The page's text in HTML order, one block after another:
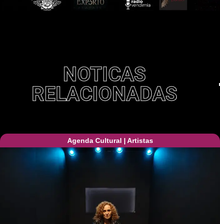
NOTICAS
RELACIONADAS
Agenda Cultural | Artistas